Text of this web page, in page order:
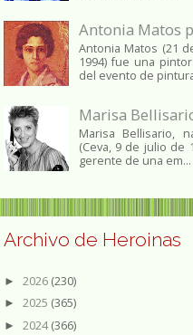
Antonia Matos
Antonia Matos (21
1994) fue una
del evento de
Marisa
Marisa Bellisario,
(Ceva, 9 de julio de
gerente de una em...
Archivo de Heroinas
► 2026 (230)
► 2025 (365)
► 2024(366)